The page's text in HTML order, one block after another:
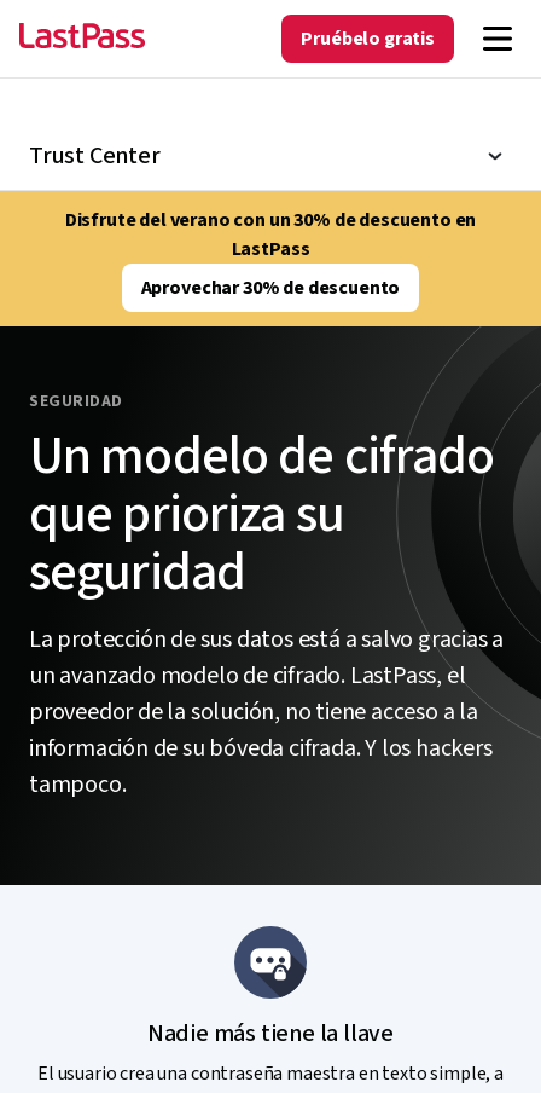
Pruébelo gratis
Trust Center
Disfrute del verano con un 30% de descuento en
LastPass
Aprovechar 30% de descuento
SEGURIDAD
Un modelo de cifrado
que prioriza su
seguridad
La protección de sus datos está a salvo gracias a
un avanzado modelo de cifrado. LastPass, el
proveedor de la solución, no tiene acceso a la
información de su bóveda cifrada. Y los hackers
tampoco.
Nadie más tiene la llave
El usuario crea una contraseña maestra en texto simple, a